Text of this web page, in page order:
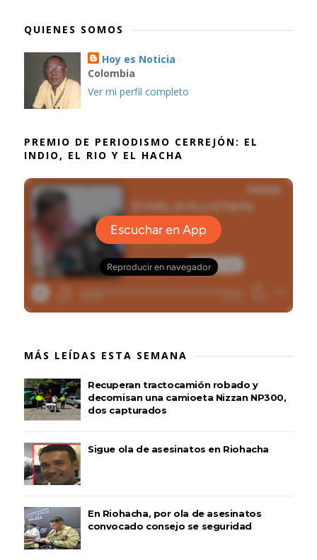
QUIENES SOMOS
Hoy es Noticia
Colombia
Ver mi perfil completo
PREMIO DE PERIODISMO CERREJÓN: EL
INDIO, EL RIO Y EL HACHA
MÁS LEÍDAS ESTA SEMANA
Recuperan tractocamión robado y
decomisan una camioeta Nizzan NP300,
dos capturados
Sigue ola de asesinatos en Riohacha
En Riohacha, por ola de asesinatos
convocado consejo se seguridad